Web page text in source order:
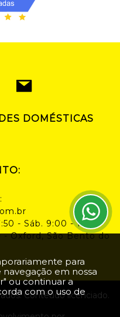
DOMÉSTICAS
- Sáb. 9:00 - 14:00
- Oxford, São Bento do
Conteúdo licenciado.
para
em nossa
ou continuar a
com o uso de